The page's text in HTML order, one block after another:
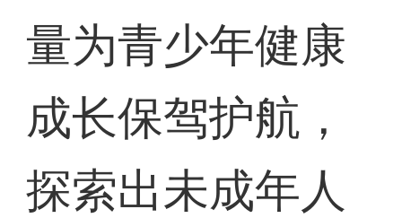
量为青少年健康
成长保驾护航，
探索出未成年人